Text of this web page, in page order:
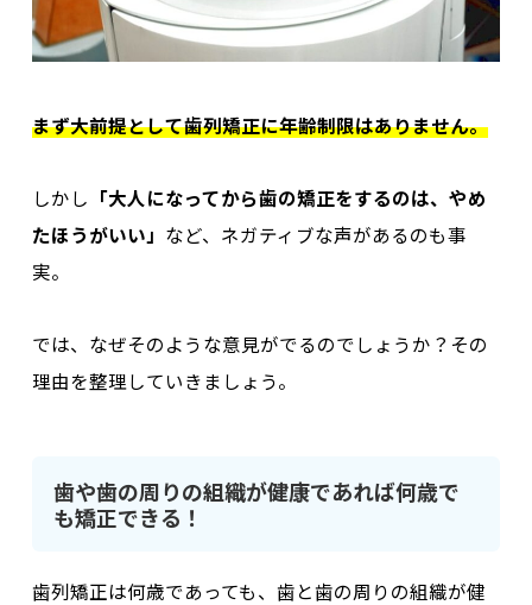
まず大前提として歯列矯正に年齢制限はありません。
しかし 「大人になってから歯の矯正をするのは、やめ
たほうがいい」 など、ネガティブな声があるのも事
実。
では、なぜそのような意見がでるのでしょうか？その
理由を整理していきましょう。
歯や歯の周りの組織が健康であれば何歳で
も矯正できる！
歯列矯正は何歳であっても、歯と歯の周りの組織が健